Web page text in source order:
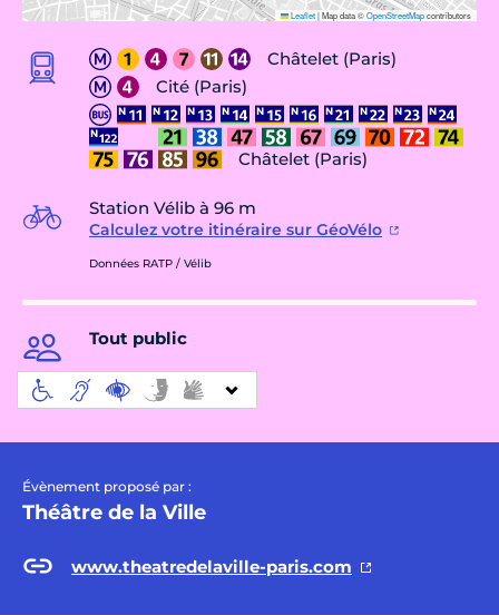
Leaflet|Map data ©OpenStreetMapcontributors
Châtelet (Paris)
Cité (Paris)
Châtelet (Paris)
Station Vélib à 96 m
Calculez votre itinéraire sur GéoVélo
Données RATP / Vélib
Tout public
Évènement proposé par :
Théâtre de la Ville
www.theatredelaville-paris.com